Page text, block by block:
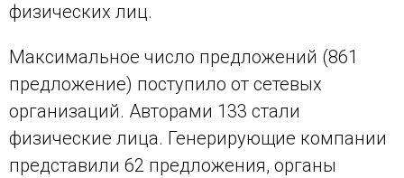
физических лиц.
Максимальное число предложений (861
предложение) поступило от сетевых
организаций. Авторами 133 стали
физические лица. Генерирующие компании
представили 62 предложения, органы